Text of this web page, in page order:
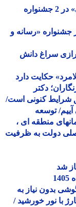
نامزدی بهترین فیلم و بازیگری «دوچرخه آبی» در 2 جشنواره
ای در جشنواره «رسانه و
سراغ دانش
حکایت دارد
دکتر
کنونی است/
توسعه
منطقه ای ،
دولت به ظرفیت
شارژ گوشی بدون نیاز به
نور خورشید /